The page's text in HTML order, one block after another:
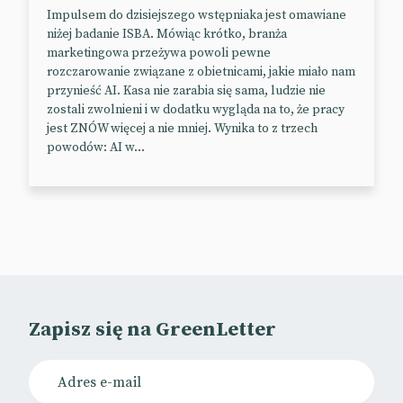
mają większą szansę, by w przyszłości wykonywać
swój wymarzony zawód.
Mając to na uwadze, Mattel wyróżnia osobowości,
które poprzez przełamywanie stereotypów mogą
zainspirować dziewczynki do realizowania własnych
pasji.
Mattel
Impulsem do dzisiejszego wstępniaka jest omawiane
niżej badanie ISBA. Mówiąc krótko, branża
marketingowa przeżywa powoli pewne
rozczarowanie związane z obietnicami, jakie miało nam
przynieść AI. Kasa nie zarabia się sama, ludzie nie
zostali zwolnieni i w dodatku wygląda na to, że pracy
jest ZNÓW więcej a nie mniej. Wynika to z trzech
powodów: AI w...
Zapisz się na GreenLetter